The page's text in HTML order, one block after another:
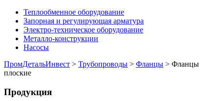
Теплообменное оборудование
Запорная и регулирующая арматура
Электро-техническое оборудование
Металло-конструкции
Насосы
ПромДетальИнвест > Трубопроводы > Фланцы > Фланцы
плоские
Продукция